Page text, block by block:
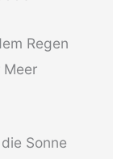
Regen
Sonne